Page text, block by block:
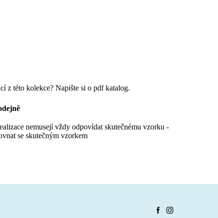
z této kolekce? Napište si o pdf katalog.
nemusejí vždy odpovídat skutečnému vzorku -
se skutečným vzorkem